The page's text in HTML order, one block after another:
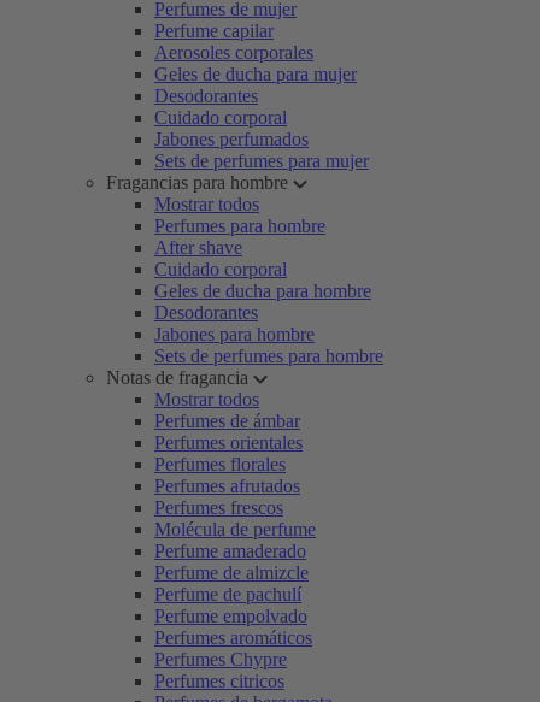
Perfumes de mujer
Perfume capilar
Aerosoles corporales
Geles de ducha para mujer
Desodorantes
Cuidado corporal
Jabones perfumados
Sets de perfumes para mujer
Fragancias para hombre
Mostrar todos
Perfumes para hombre
After shave
Cuidado corporal
Geles de ducha para hombre
Desodorantes
Jabones para hombre
Sets de perfumes para hombre
Notas de fragancia
Mostrar todos
Perfumes de ámbar
Perfumes orientales
Perfumes florales
Perfumes afrutados
Perfumes frescos
Molécula de perfume
Perfume amaderado
Perfume de almizcle
Perfume de pachulí
Perfume empolvado
Perfumes aromáticos
Perfumes Chypre
Perfumes citricos